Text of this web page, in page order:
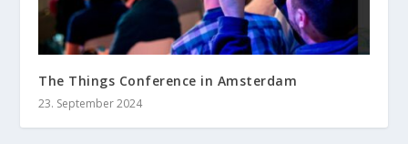
The Things Conference in Amsterdam
23. September 2024